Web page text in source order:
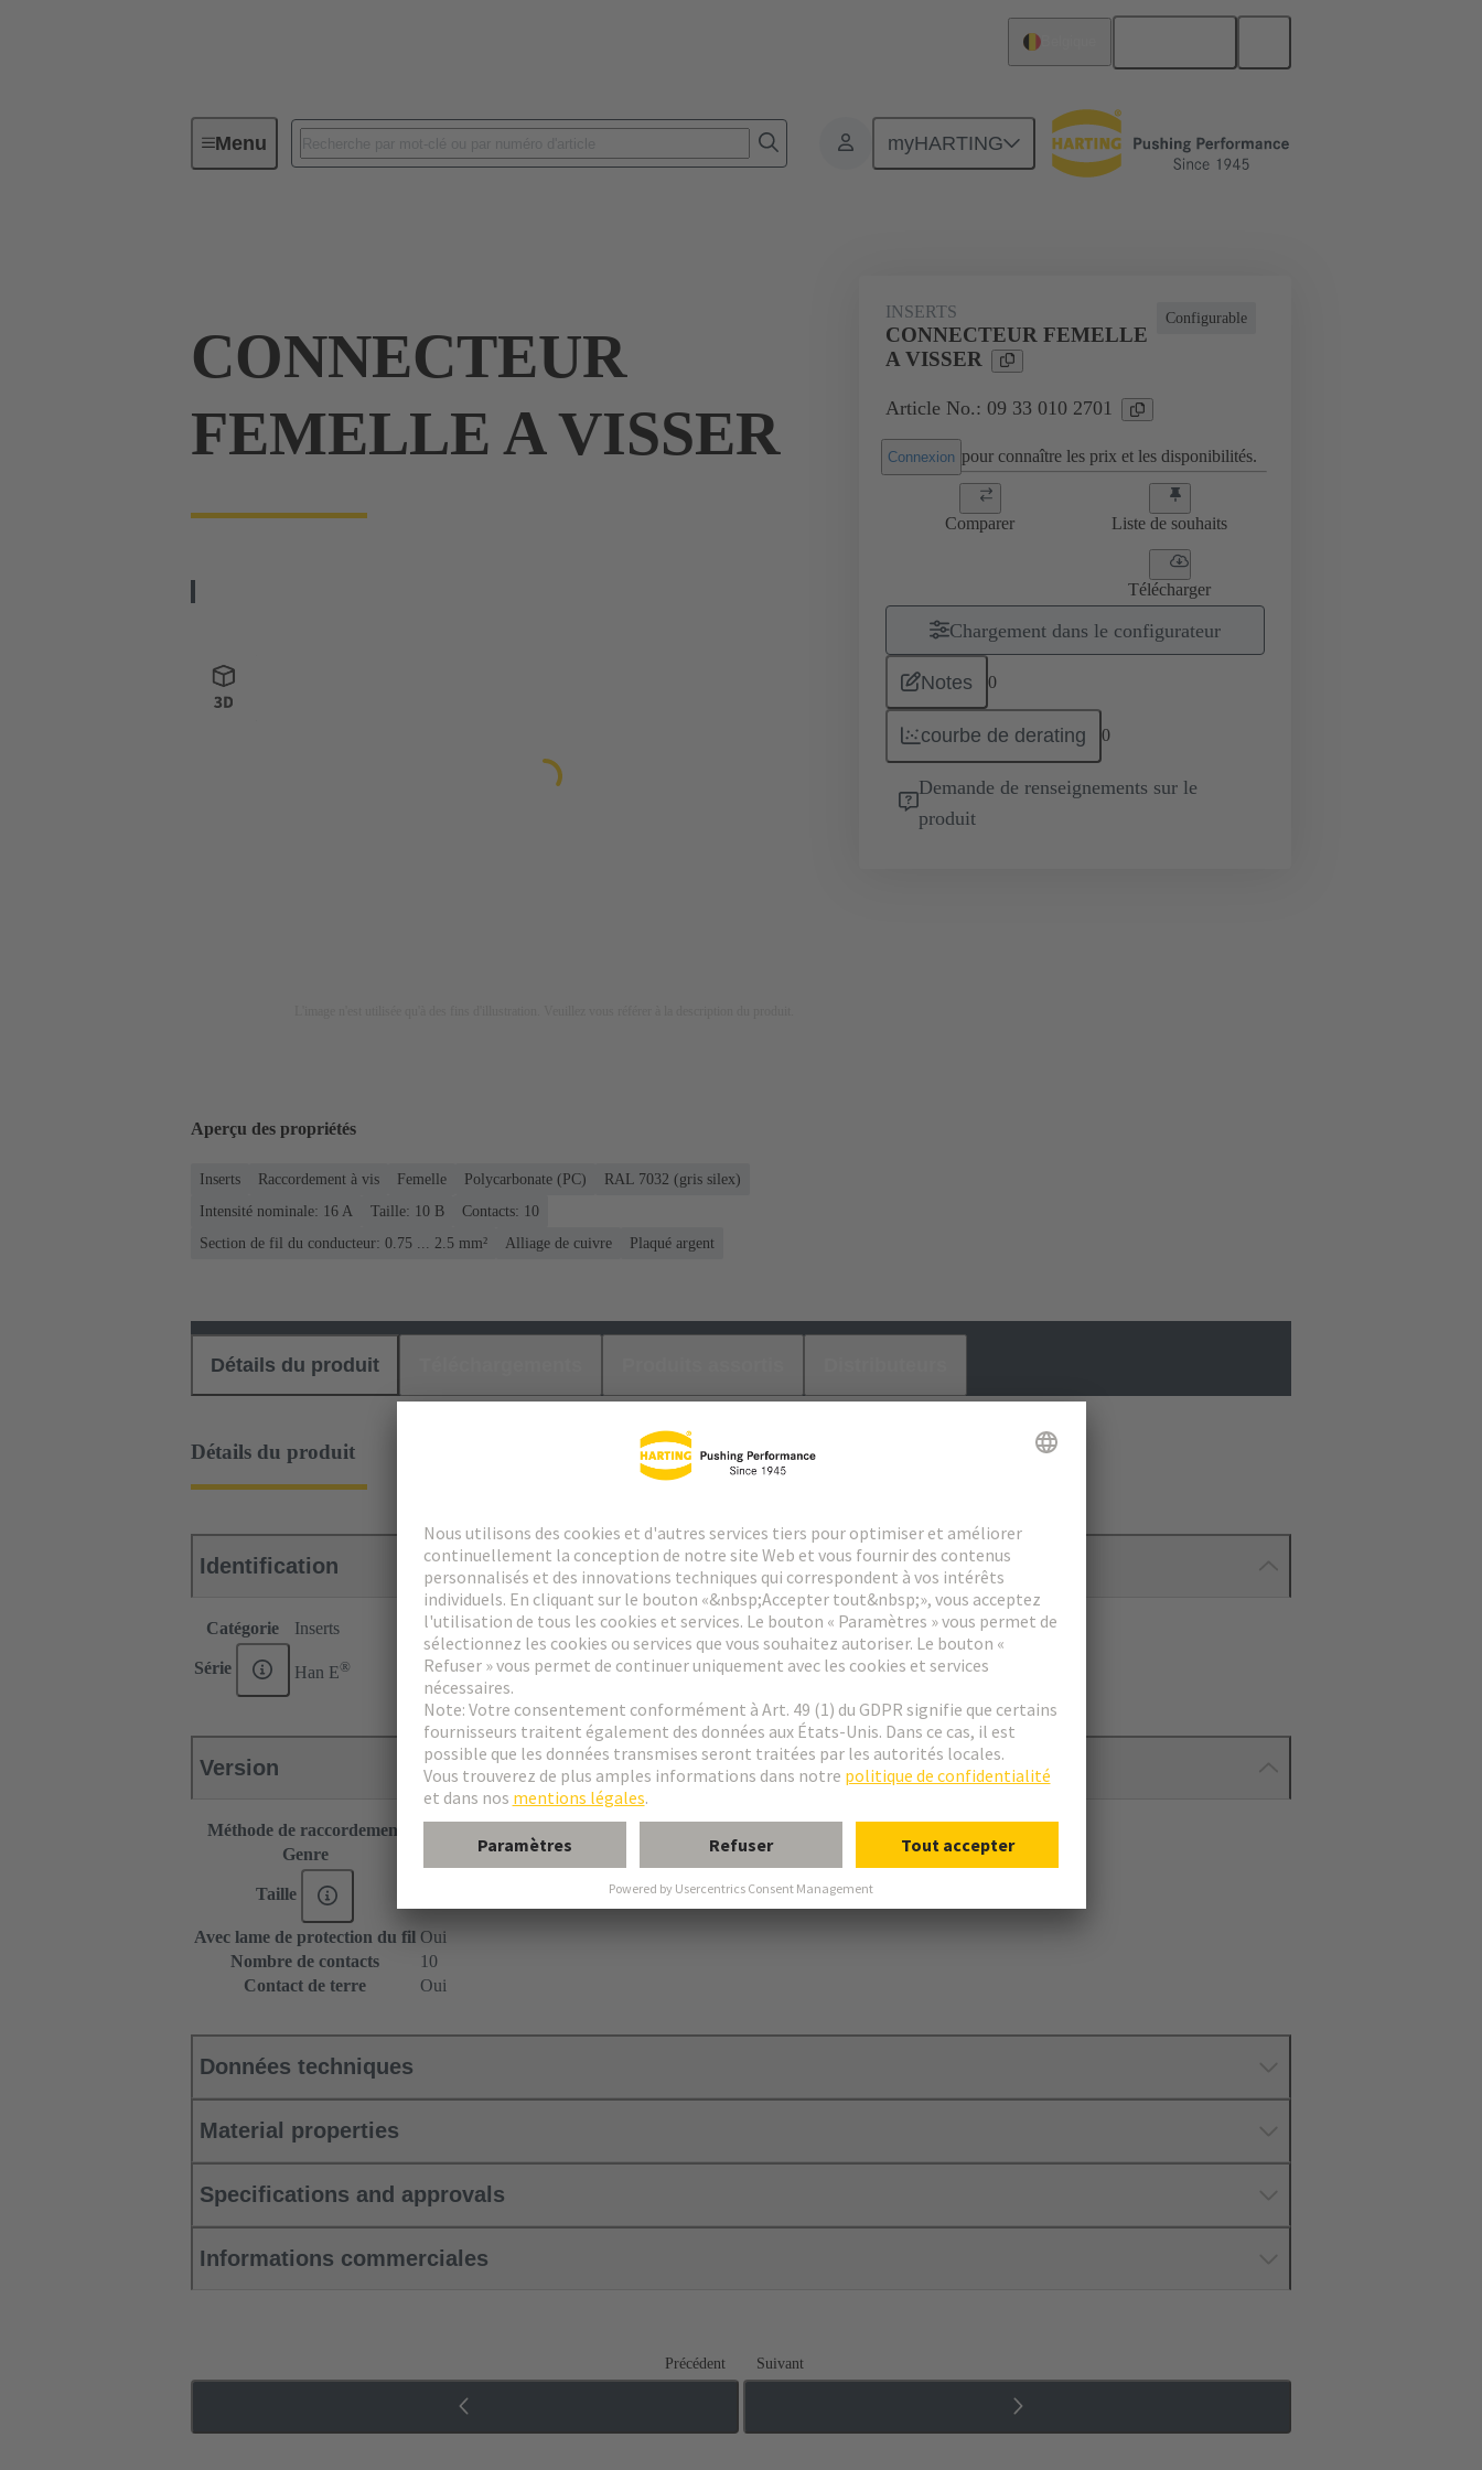
Menu myHARTING
Connecteurs industriels / Han® Inserts monobloc Pour applications industrielles
CONNECTEUR
FEMELLE A VISSER
Configurable
INSERTS
CONNECTEUR FEMELLE
A VISSER
Article No.: 09 33 010 2701
Connexion pour connaître les prix et les disponibilités.
Comparer Liste de souhaits
Télécharger
Chargement dans le configurateur
Notes 0
courbe de derating 0
Demande de renseignements sur le
produit
Aperçu des propriétés
Inserts Raccordement à vis Femelle Polycarbonate (PC)
RAL 7032 (gris silex)
Intensité nominale: ‌16 A
Taille: 10 B
Contacts: 10
Section de fil du conducteur: 0.75 ... 2.5 mm²
Alliage de cuivre Plaqué argent
Détails du produit
Détails du produit
Identification
Catégorie Inserts
Série Han E®
Version
Méthode de raccordement
Genre
Taille
Avec lame de protection du fil Oui
Nombre de contacts
10
Contact de terre
Oui
Données techniques
Material properties
Specifications and approvals
Informations commerciales
Précédent Suivant